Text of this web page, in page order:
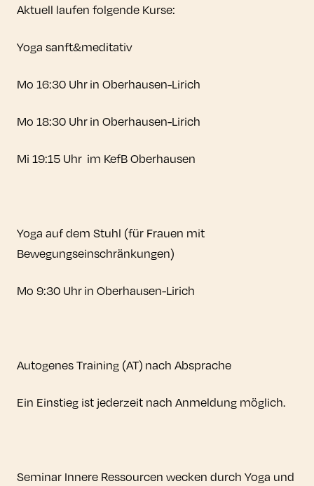
Aktuell laufen folgende Kurse:
Yoga sanft&meditativ
Mo 16:30 Uhr in Oberhausen-Lirich
Mo 18:30 Uhr in Oberhausen-Lirich
Mi 19:15 Uhr im KefB Oberhausen
Yoga auf dem Stuhl (für Frauen mit
Bewegungseinschränkungen)
Mo 9:30 Uhr in Oberhausen-Lirich
Autogenes Training (AT) nach Absprache
Ein Einstieg ist jederzeit nach Anmeldung möglich.
Seminar Innere Ressourcen wecken durch Yoga und